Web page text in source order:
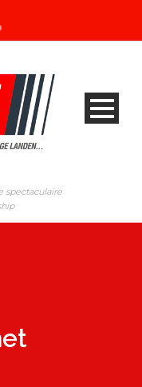
spectaculaire